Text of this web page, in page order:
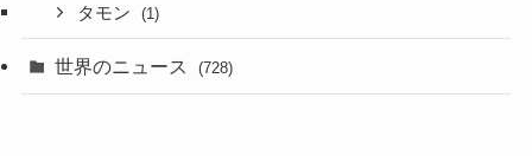
タモン (1)
世界のニュース (728)